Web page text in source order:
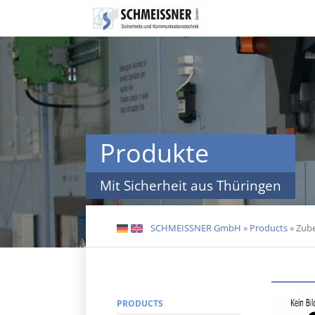
Skip
navigation
Produkte
Mit Sicherheit aus Thüringen
DE EN SCHMEISSNER GmbH » Products»
PRODUCTS